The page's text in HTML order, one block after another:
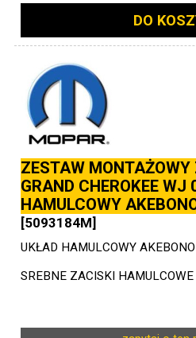
DO
ZESTAW MONTAŻOWY
GRAND CHEROKEE
HAMULCOWY
[5093184M]
UKŁAD HAMULCOWY AKEBONO
SREBNE ZACISKI HAMULCOWE